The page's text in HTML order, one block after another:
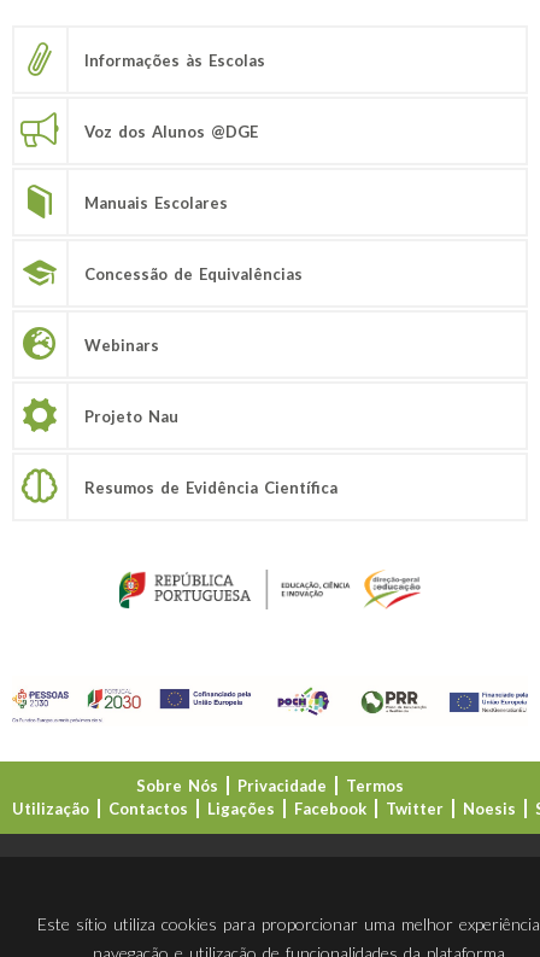
Informações às Escolas
Voz dos Alunos @DGE
Manuais Escolares
Concessão de Equivalências
Webinars
Projeto Nau
Resumos de Evidência Científica
Sobre Nós Privacidade
Termos
Utilização
Contactos Ligações Facebook Twitter Noesis
Este sítio utiliza cookies para proporcionar uma melhor
navegação e utilização de funcionalidades da plataforma.